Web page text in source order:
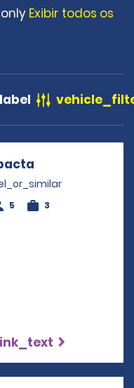
Exibir todos os
5 3